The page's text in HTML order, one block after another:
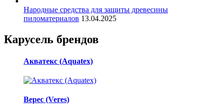
Народные средства для защиты древесины
пиломатериалов 13.04.2025
Карусель брендов
Акватекс (Aquatex)
Верес (Veres)